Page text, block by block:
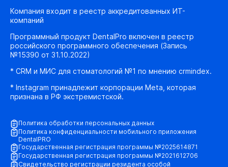
Компания входит в реестр аккредитованных ИТ-
компаний
Программный продукт DentalPro включен в реестр
российского программного обеспечения (Запись
№15390 от 31.10.2022)
* CRM и МИС для стоматологий №1 по мнению crmindex.
* Instagram принадлежит корпорации Meta, которая
признана в РФ экстремистской.
Политика обработки персональных данных
Политика конфиденциальности мобильного приложения
DentalPRO
Государственная регистрация программы №2025614871
Государственная регистрация программы №2021612706
Свидетельство регистрации резидента особой